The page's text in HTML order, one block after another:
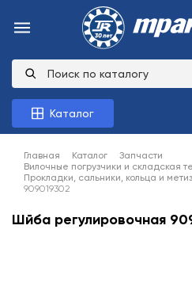
Каталог
Главная Каталог
Запчасти
Вилочные погрузчики и складская
Прокладки, сальники, кольца и
909019302
Шйба регулировочная